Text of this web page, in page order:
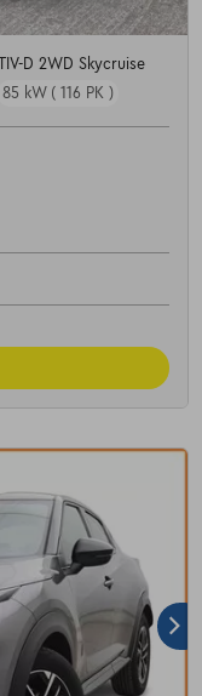
D 2WD Skycruise
85 kW ( 116 PK )